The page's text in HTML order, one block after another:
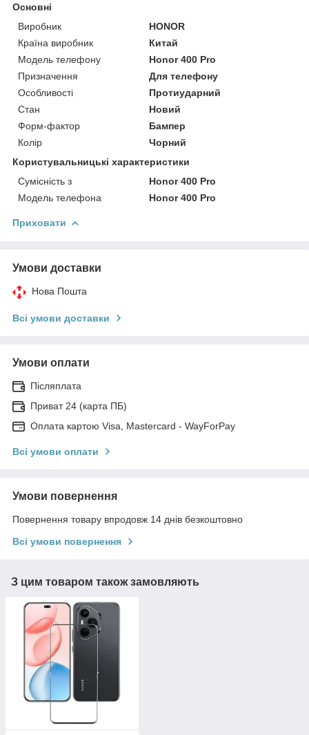
Основні
Виробник
HONOR
Країна виробник
Китай
Модель телефону
Honor 400 Pro
Призначення
Для телефону
Особливості
Протиударний
Стан
Новий
Форм-фактор
Бампер
Колір
Чорний
Користувальницькі характеристики
Сумісність з
Honor 400 Pro
Модель телефона
Honor 400 Pro
Приховати
Умови доставки
Нова Пошта
Всі умови доставки
Умови оплати
Післяплата
Приват 24 (карта ПБ)
Оплата картою Visa, Mastercard - WayForPay
Всі умови оплати
Умови повернення
Повернення товару впродовж 14 днів безкоштовно
Всі умови повернення
З цим товаром також замовляють